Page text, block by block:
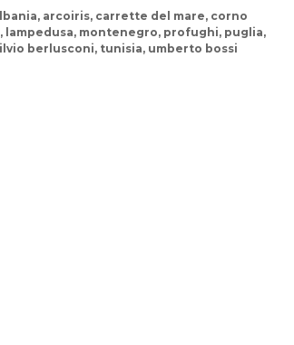
, arcoiris, carrette del mare, corno
, lampedusa, montenegro, profughi, puglia,
berlusconi, tunisia, umberto bossi